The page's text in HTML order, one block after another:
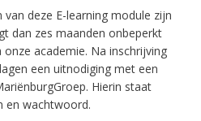
deze E-learning module zijn
dan zes maanden onbeperkt
academie. Na inschrijving
een uitnodiging met een
Hierin staat
en wachtwoord.